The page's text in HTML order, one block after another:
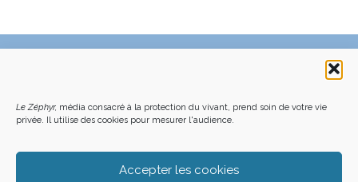
Le Zéphyr, média consacré à la protection du vivant, prend soin de votre vie
privée. Il utilise des cookies pour mesurer l'audience.
Accepter les cookies
ACHETER LE DERNIER NUMÉRO
PODCAST EN FORÊT
OÙ NOUS TROUVER
NEWSLETTER
Z LE ZÉPHYR - 2026